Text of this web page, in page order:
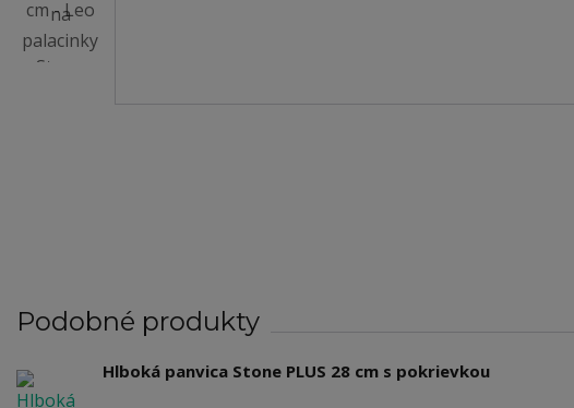
Podobné produkty
Hlboká panvica Stone PLUS 28 cm s pokrievkou